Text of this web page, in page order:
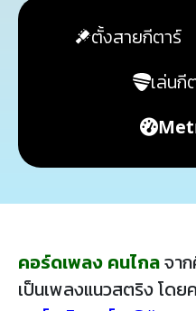
ตั้งสายกีตาร์
เล่นกี
คอร์ดเพลง คนไกลจา
เป็นเพลงแนวสตริง โด